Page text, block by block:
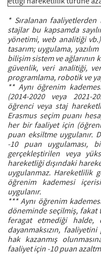
* Sıralanan
stajlar bu kapsamda
yönetimi, web analitiği
tasarım; uygulama,
bilişim sistem ve ağlarının
güvenlik, veri analitiği,
programlama, robotik ve
** Aynı öğrenim
(2014-2020 veya 2021-
öğrenci veya staj
Erasmus seçim puanı
her bir faaliyet için
puan eksiltme uygulanır.
-10 puan uygulaması,
gerçekleştirilen veya
hareketliği dışındaki
uygulanmaz. Hareketlilik
öğrenim kademesi
uygulanır.
*** Aynı öğrenim
döneminde seçilmiş, fakat
feragat etmediği
dayanmaksızın,
hak kazanmış
faaliyet için -10 puan